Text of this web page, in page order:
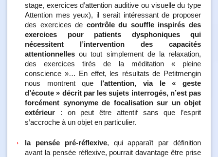
stage, exercices d’attention auditive ou visuelle du type
Attention mes yeux), il serait intéressant de proposer
des exercices de contrôle du souffle inspirés des
exercices pour patients dysphoniques qui
nécessitent l’intervention des capacités
attentionnelles ou tout simplement de la relaxation,
des exercices tirés de la méditation « pleine
conscience »… En effet, les résultats de Petitmengin
nous montrent que l’attention, via le « geste
d’écoute » décrit par les sujets interrogés, n’est pas
forcément synonyme de focalisation sur un objet
extérieur : on peut être attentif sans que l’esprit
s’accroche à un objet en particulier.
la pensée pré-réflexive, qui apparaît par définition
avant la pensée réflexive, pourrait davantage être prise